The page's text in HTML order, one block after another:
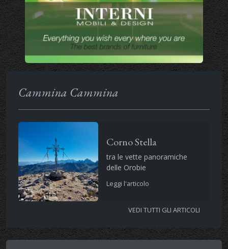
Cammina Cammina
Corno Stella
tra le vette panoramiche
delle Orobie
Leggi l'articolo
VEDI TUTTI GLI ARTICOLI